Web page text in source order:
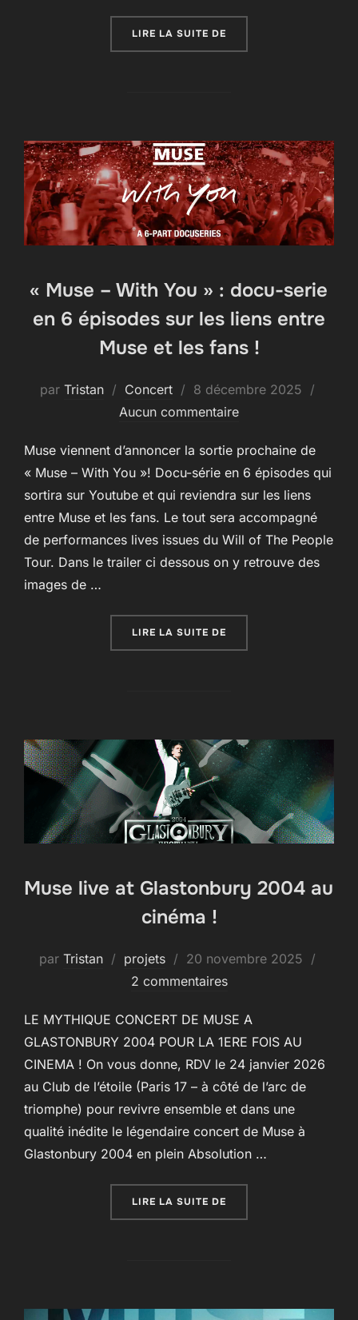
LIRE LA SUITE DE
« Muse – With You » : docu-serie
en 6 épisodes sur les liens entre
Muse et les fans !
par Tristan Concert
Publié
le
8 décembre 2025
Aucun commentaire
Muse viennent d’annoncer la sortie prochaine de
« Muse – With You »! Docu-série en 6 épisodes qui
sortira sur Youtube et qui reviendra sur les liens
entre Muse et les fans. Le tout sera accompagné
de performances lives issues du Will of The People
Tour. Dans le trailer ci dessous on y retrouve des
images de …
LIRE LA SUITE DE
Muse live at Glastonbury 2004 au
cinéma !
par Tristan projets
Publié
le
20 novembre 2025
2 commentaires
LE MYTHIQUE CONCERT DE MUSE A
GLASTONBURY 2004 POUR LA 1ERE FOIS AU
CINEMA ! On vous donne, RDV le 24 janvier 2026
au Club de l’étoile (Paris 17 – à côté de l’arc de
triomphe) pour revivre ensemble et dans une
qualité inédite le légendaire concert de Muse à
Glastonbury 2004 en plein Absolution …
LIRE LA SUITE DE